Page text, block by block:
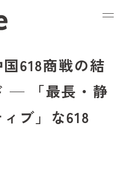
国618商戦の結
— 「最長・静
ブ」な618